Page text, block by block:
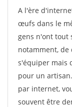
A l'ère
œufs dans le
gens n'ont tout
notamment,
s'équiper mais
pour un
par internet,
souvent être